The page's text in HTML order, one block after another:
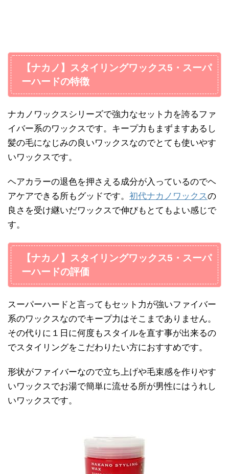
【ナカノ】スタイリングワックス5・スーパ
ーハードの特徴
ナカノワックスシリーズで強力なセット力を誇るファ
イバー系のワックスです。キープ力もまずますあるし
髪の毛になじみの良いワックスなのでとても使いやす
いワックスです。
ヘアカラーの退色を押さえる成分が入っているのでヘ
アケアできる所もグッドです。 初代ナカノワックスの
良さを受け継いだワックスで伸びもとてもよい感じで
す。
【ナカノ】スタイリングワックス5・スーパ
ーハードの評価
スーパーハードと言ってもセット力が強いファイバー
系のワックスなのでキープ力はそこまでありません。
その代りに１日に何度もスタイルを直す事が出来るの
でスタイリングをこだわりたい方におすすめです。
形状がファイバーなので立ち上げや毛束感を作りやす
いワックスでお湯で簡単に流せる所が男性にはうれし
いワックスです。